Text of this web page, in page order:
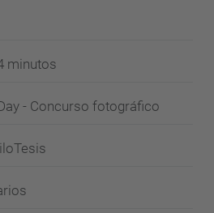
minutos
- Concurso fotográfico